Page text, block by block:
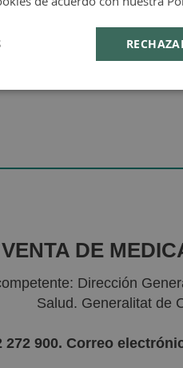
VENTA DE
Dirección
Salud. Generalitat de
272 900. Correo